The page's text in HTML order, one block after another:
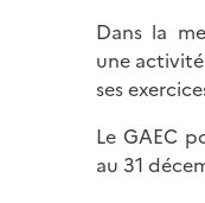
Dans la
une
ses
Le GAEC
au 31